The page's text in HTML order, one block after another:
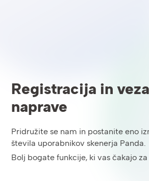
Registracija in
naprave
Pridružite se nam in postanite eno
števila uporabnikov skenerja Panda.
Bolj bogate funkcije, ki vas čakajo